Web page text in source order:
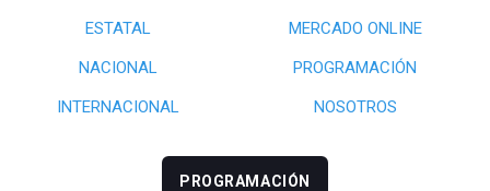
ESTATAL
MERCADO ONLINE
NACIONAL
PROGRAMACIÓN
INTERNACIONAL
NOSOTROS
PROGRAMACIÓN